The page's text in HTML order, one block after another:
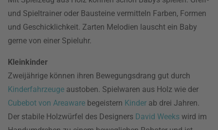
und Spieltrainer oder Bausteine vermitteln Farben, Formen
und Geschicklichkeit. Zarten Melodien lauscht ein Baby
gerne von einer Spieluhr.
Kleinkinder
Zweijährige können ihren Bewegungsdrang gut durch
Kinderfahrzeuge austoben. Spielwaren aus Holz wie der
Cubebot von Areaware begeistern Kinder ab drei Jahren.
Der stabile Holzwürfel des Designers David Weeks wird im